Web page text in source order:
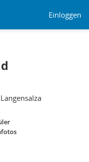
Einloggen